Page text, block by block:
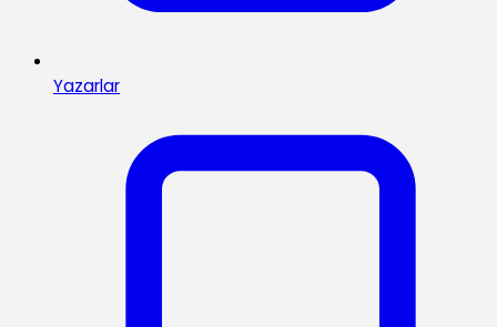
Yazarlar